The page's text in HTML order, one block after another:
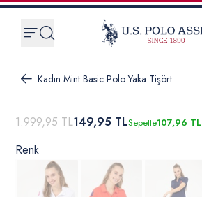
Kadın Mint Basic Polo Yaka Tişört
1.999,95 TL149,95 TLSepette107,96 TL
Renk